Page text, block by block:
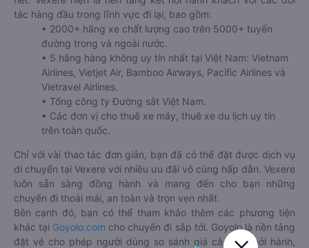
tác hàng đầu trong lĩnh vực đi lại, bao gồm:
• 2000+ hãng xe chất lượng cao trên 5000+ tuyến
đường trong và ngoài nước.
• 5 hãng hàng không uy tín nhất tại Việt Nam: Vietnam
Airlines, Vietjet Air, Bamboo Airways, Pacific Airlines và
Vietravel Airlines.
• Tổng công ty Đường sắt Việt Nam.
• Các đơn vị cho thuê xe máy, thuê xe du lịch uy tín
trên toàn quốc.
Chỉ với vài thao tác đơn giản, bạn đã có thể đặt được dịch vụ
di chuyển tại Vexere với nhiều ưu đãi vô cùng hấp dẫn. Vexere
luôn sẵn sàng đồng hành và mang đến cho bạn những
chuyến đi thoải mái, an toàn và trọn vẹn nhất.
Bên cạnh đó, bạn có thể tham khảo thêm các phương tiện
khác tại Goyolo.com cho chuyến đi sắp tới. Goyolo là nền tảng
đặt vé cho phép người dùng so sánh giá cả, giờ khởi hành,